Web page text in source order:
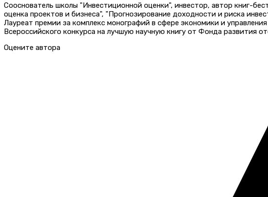
Сооснователь школы "Инвестиционной оценки", инвестор, автор книг-
оценка проектов и бизнеса", "Прогнозирование доходности и риска
Лауреат премии за комплекс монографий в сфере экономики и
Всероссийского конкурса на лучшую научную книгу от Фонда развития
Оцените автора